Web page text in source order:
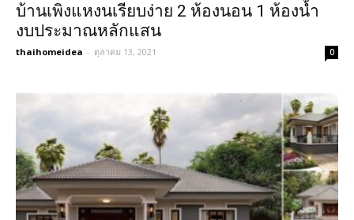
บ้านเพิงแหงนเรียบง่าย 2 ห้องนอน 1 ห้องน้ำ
งบประมาณหลักแสน
thaihomeidea - ตุลาคม 13, 2021 0